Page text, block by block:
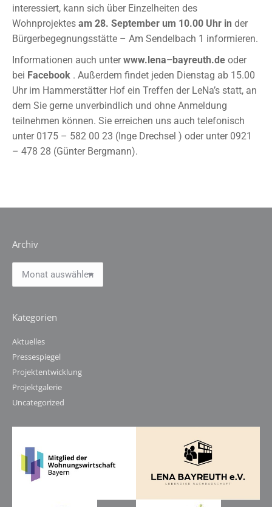
interessiert, kann sich über Einzelheiten des
Wohnprojektes am 28. September um 10.00 Uhr in der
Bürgerbegegnungsstätte – Am Sendelbach 1 informieren.
Informationen auch unter www.lena–bayreuth.de oder
bei Facebook . Außerdem findet jeden Dienstag ab 15.00
Uhr im Hammerstätter Hof ein Treffen der LeNa’s statt, an
dem Sie gerne unverbindlich und ohne Anmeldung
teilnehmen können. Sie erreichen uns auch telefonisch
unter 0175 – 582 00 23 (Inge Drechsel ) oder unter 0921
– 478 28 (Günter Bergmann).
Archiv
Kategorien
Aktuelles
Pressespiegel
Projektentwicklung
Projektgalerie
Uncategorized